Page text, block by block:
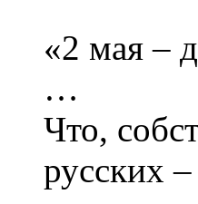
«2 мая –
…
Что,
русских